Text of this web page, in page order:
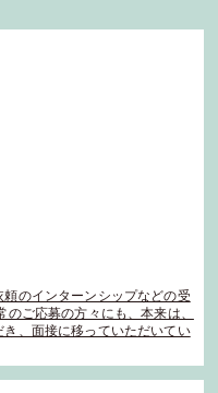
のインターンシップなどの受
ご応募の方々にも、本来は、
、面接に移っていただいてい